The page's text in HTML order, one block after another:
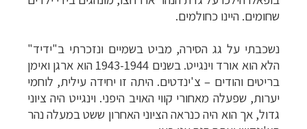
שחומים. היינו כחולמים.
נשכבתי על גג הסירה, מביט בשמיים ונזכרתי ב"ידיד"
הלא הוא אורד וינגייט. בשנים 1943-1944 הוא ארגן ואימן
בריטים והודים – צ'ינדטים. היתה זו יחידה עילית, לוחמי
יערות, שפעלה מאחורי קווי האויב היפני. וינגייט היה ציוני
גדול, אך הוא היה כנראה הציוני האחרון ששט במעלה נהר